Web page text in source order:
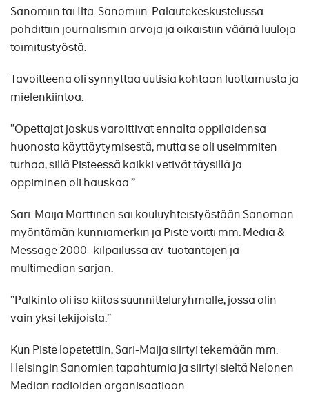
Sanomiin tai Ilta-Sanomiin. Palautekeskustelussa
pohdittiin journalismin arvoja ja oikaistiin vääriä luuloja
toimitustyöstä.
Tavoitteena oli synnyttää uutisia kohtaan luottamusta ja
mielenkiintoa.
”Opettajat joskus varoittivat ennalta oppilaidensa
huonosta käyttäytymisestä, mutta se oli useimmiten
turhaa, sillä Pisteessä kaikki vetivät täysillä ja
oppiminen oli hauskaa.”
Sari-Maija Marttinen sai kouluyhteistyöstään Sanoman
myöntämän kunniamerkin ja Piste voitti mm. Media &
Message 2000 -kilpailussa av-tuotantojen ja
multimedian sarjan.
”Palkinto oli iso kiitos suunnitteluryhmälle, jossa olin
vain yksi tekijöistä.”
Kun Piste lopetettiin, Sari-Maija siirtyi tekemään mm.
Helsingin Sanomien tapahtumia ja siirtyi sieltä Nelonen
Median radioiden organisaatioon